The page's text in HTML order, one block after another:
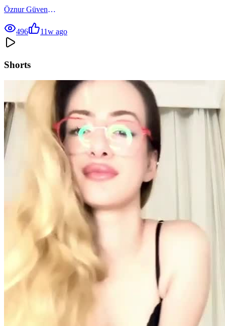
Öznur Güven
496 11w ago
Shorts